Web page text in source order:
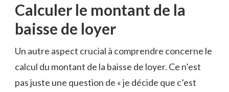
Calculer le montant de la
baisse de loyer
Un autre aspect crucial à comprendre concerne le
calcul du montant de la baisse de loyer. Ce n’est
pas juste une question de « je décide que c’est